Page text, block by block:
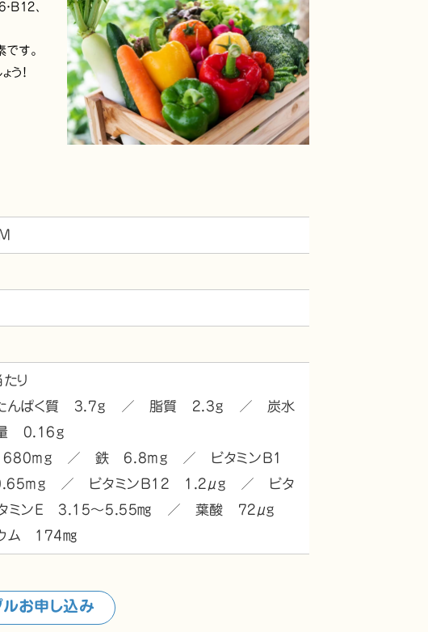
B12、
です。
う！
り
んぱく質 3.7g ／ 脂質 2.3g ／ 炭水
0.16g
ム 680mg ／ 鉄 6.8mg ／ ビタミンB1
／ ビタミンB12 1.2μg ／ ビタ
ミンE 3.15～5.55㎎ ／ 葉酸 72μg
ム 174㎎
お申し込み